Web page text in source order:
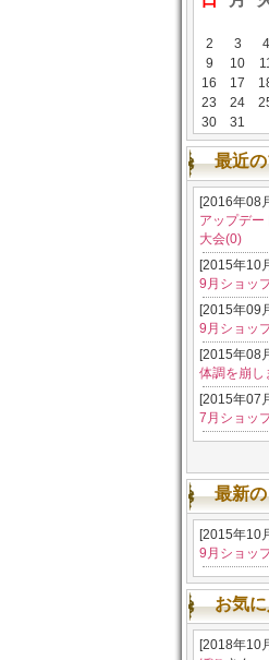
2
3 4
9
10
16
17
23
24
30
31
最近
[2016年08
アップデー
大会(0)
[2015年10
9月ショッ
[2015年09
9月ショッ
[2015年08
体調を崩し
[2015年07
7月ショッ
最新
[2015年10
9月ショッ
お気
[2018年10